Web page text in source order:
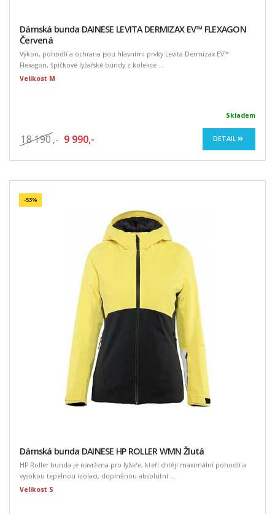
Dámská bunda DAINESE LEVITA DERMIZAX EV™ FLEXAGON
Červená
Výkon, pohodlí a ochrana jsou hlavními prvky Levita Dermizax EV™
Flexagon, špičkové lyžařské bundy z kolekce ...
Velikost M
Skladem
18 190 ,- 9 990,- DETAIL
-53%
Dámská bunda DAINESE HP ROLLER WMN Žlutá
HP Roller bunda je navržena pro lyžaře, kteří chtějí maximální pohodlí a
vysokou tepelnou izolaci, doplněnou absolutní ...
Velikost S